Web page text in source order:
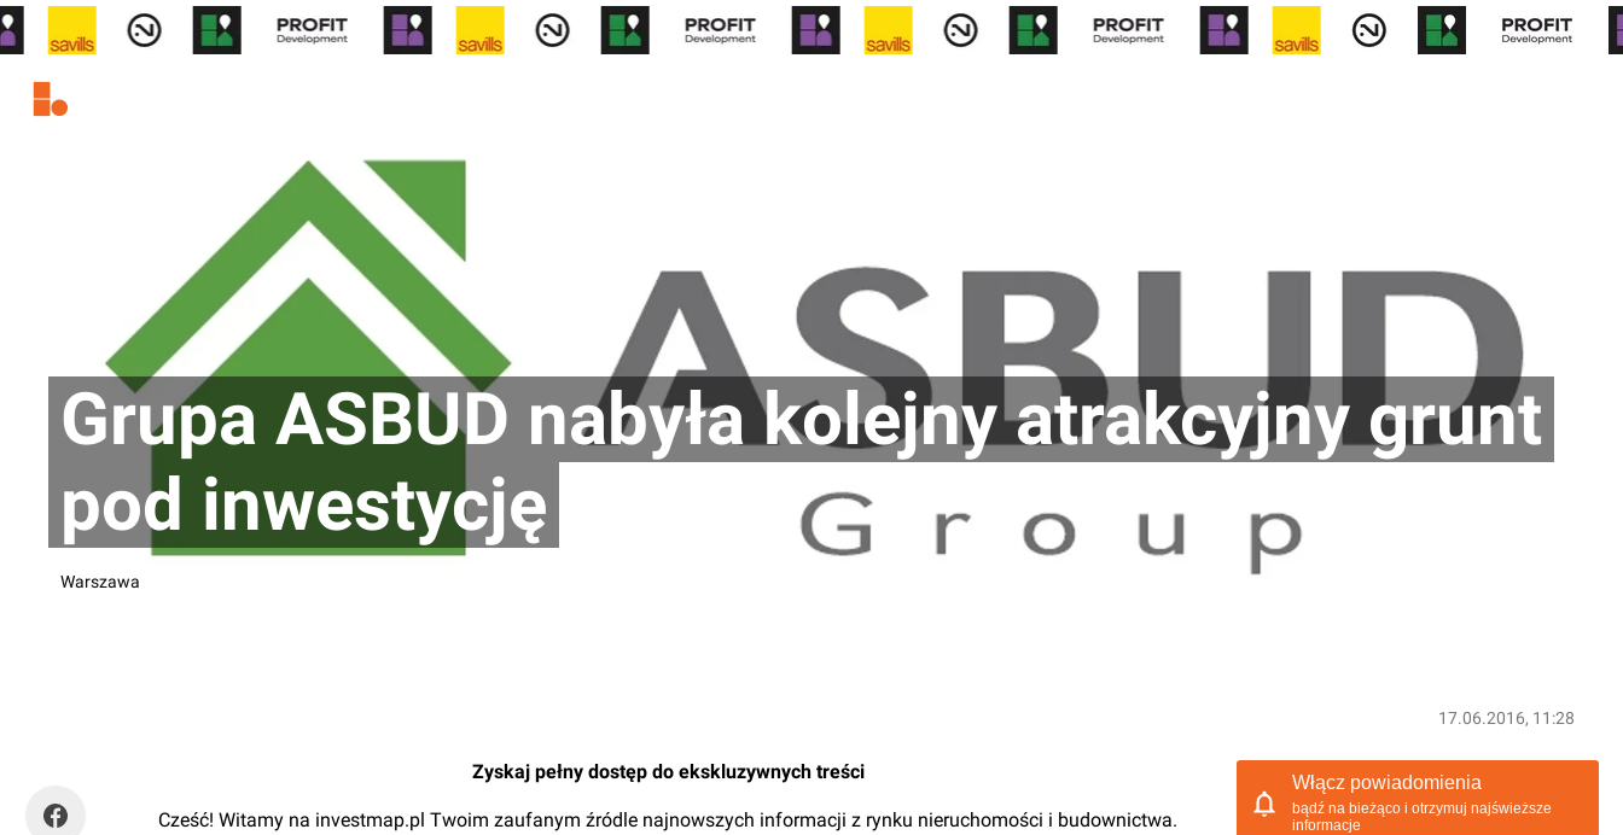
Grupa ASBUD nabyła kolejny atrakcyjny grunt
pod inwestycję
Warszawa
17.06.2016, 11:28
Zyskaj pełny dostęp do ekskluzywnych treści
Cześć! Witamy na investmap.pl Twoim zaufanym źródle najnowszych informacji z rynku nieruchomości i budownictwa.
Włącz powiadomienia
bądź na bieżąco i otrzymuj najświeższe
informacje